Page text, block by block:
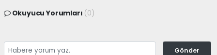
Okuyucu Yorumları (0)
Gönder